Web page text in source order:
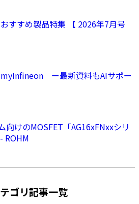
すすめ製品特集 【 2026年7月号
ー最新資料もAIサポー
向けのMOSFET「AG16xFNxxシリ
ROHM
ゴリ記事一覧